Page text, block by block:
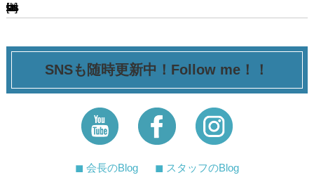
[ssba-buttons]
SNSも随時更新中！Follow me！！
◼︎ 会長のBlog ◼︎ スタッフのBlog